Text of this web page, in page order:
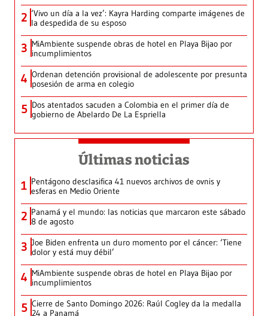
2 ‘Vivo un día a la vez’: Kayra Harding comparte imágenes de
la despedida de su esposo
3 MiAmbiente suspende obras de hotel en Playa Bijao por
incumplimientos
4 Ordenan detención provisional de adolescente por presunta
posesión de arma en colegio
5 Dos atentados sacuden a Colombia en el primer día de
gobierno de Abelardo De La Espriella
Últimas noticias
1 Pentágono desclasifica 41 nuevos archivos de ovnis y
esferas en Medio Oriente
2 Panamá y el mundo: las noticias que marcaron este sábado
8 de agosto
3 Joe Biden enfrenta un duro momento por el cáncer: ‘Tiene
dolor y está muy débil’
4 MiAmbiente suspende obras de hotel en Playa Bijao por
incumplimientos
5 Cierre de Santo Domingo 2026: Raúl Cogley da la medalla
24 a Panamá